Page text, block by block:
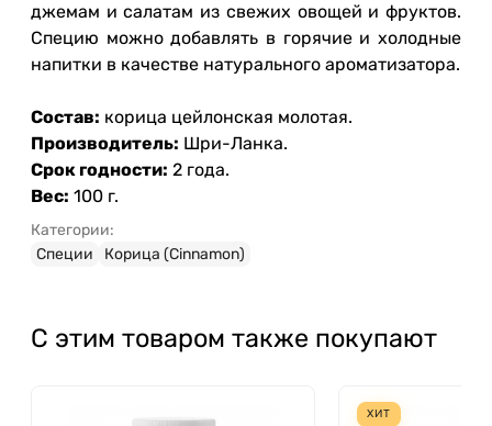
джемам и салатам из свежих овощей и фруктов.
Специю можно добавлять в горячие и холодные
напитки в качестве натурального ароматизатора.
Состав: корица цейлонская молотая.
Производитель: Шри-Ланка.
Срок годности: 2 года.
Вес: 100 г.
Категории:
Специи
Корица (Сinnamon)
С этим товаром также покупают
ХИТ